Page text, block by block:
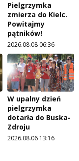
Pielgrzymka
zmierza do Kielc.
Powitajmy
pątników!
2026.08.08 06:36
W upalny dzień
pielgrzymka
dotarła do Buska-
Zdroju
2026.08.06 13:16